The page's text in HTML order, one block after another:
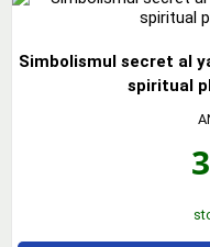
Simbolismul secret al
spiritual